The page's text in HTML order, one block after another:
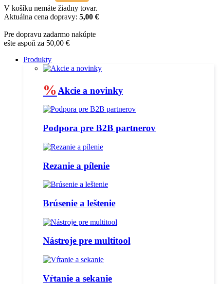
V košíku nemáte žiadny tovar.
Aktuálna cena dopravy: 5,00 €
Pre dopravu zadarmo nakúpte
ešte aspoň za 50,00 €
Produkty
% Akcie a novinky
Podpora pre B2B partnerov
Rezanie a pílenie
Brúsenie a leštenie
Nástroje pre multitool
Vŕtanie a sekanie